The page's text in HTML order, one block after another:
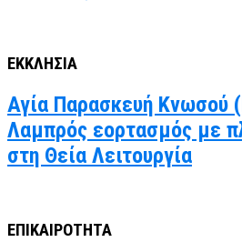
ΕΚΚΛΗΣΙΑ
Αγία Παρασκευή Κνωσού
Λαμπρός εορτασμός με
στη Θεία Λειτουργία
ΕΠΙΚΑΙΡΟΤΗΤΑ